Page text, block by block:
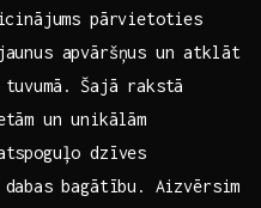
pārvietoties
apvāršņus un atklāt
tuvumā. Šajā ⁢rakstā
un unikālām
dzīves
dabas ⁣bagātību.⁢ Aizvērsim